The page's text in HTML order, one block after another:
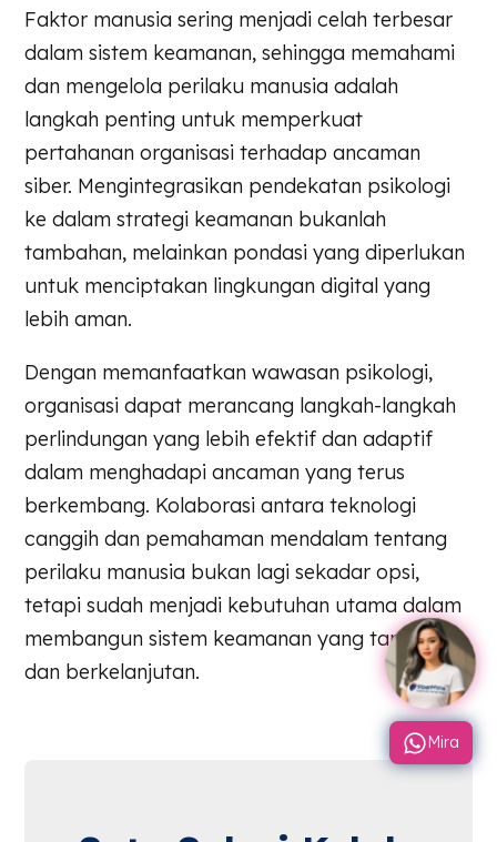
Faktor manusia sering menjadi celah terbesar
dalam sistem keamanan, sehingga memahami
dan mengelola perilaku manusia adalah
langkah penting untuk memperkuat
pertahanan organisasi terhadap ancaman
siber. Mengintegrasikan pendekatan psikologi
ke dalam strategi keamanan bukanlah
tambahan, melainkan pondasi yang diperlukan
untuk menciptakan lingkungan digital yang
lebih aman.
Dengan memanfaatkan wawasan psikologi,
organisasi dapat merancang langkah-langkah
perlindungan yang lebih efektif dan adaptif
dalam menghadapi ancaman yang terus
berkembang. Kolaborasi antara teknologi
canggih dan pemahaman mendalam tentang
perilaku manusia bukan lagi sekadar opsi,
tetapi sudah menjadi kebutuhan utama dalam
membangun sistem keamanan yang tangguh
dan berkelanjutan.
Mira